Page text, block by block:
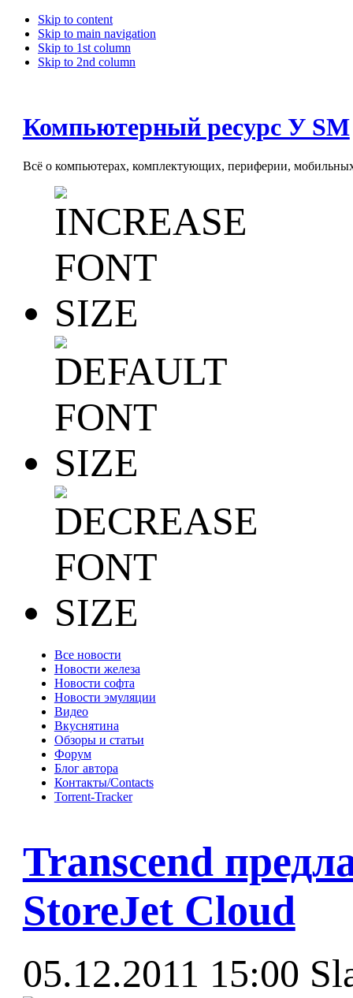
Skip to content
Skip to main navigation
Skip to 1st column
Skip to 2nd column
Компьютерный ресурс У SM
Всё о компьютерах, комплектующих, периферии, мобильных
Все новости
Новости железа
Новости софта
Новости эмуляции
Видео
Вкуснятина
Обзоры и статьи
Форум
Блог автора
Контакты/Contacts
Torrent-Tracker
Transcend
StoreJet Cloud
05.12.2011 15:00